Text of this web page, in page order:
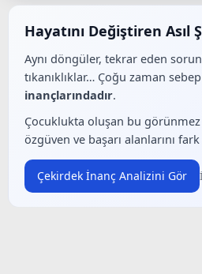
Hayatını Değiştiren Asıl
Aynı döngüler, tekrar eden
tıkanıklıklar… Çoğu zaman sebep
inançlarındadır.
Çocuklukta oluşan bu
özgüven ve başarı alanlarını
Çekirdek İnanç Analizini Gör